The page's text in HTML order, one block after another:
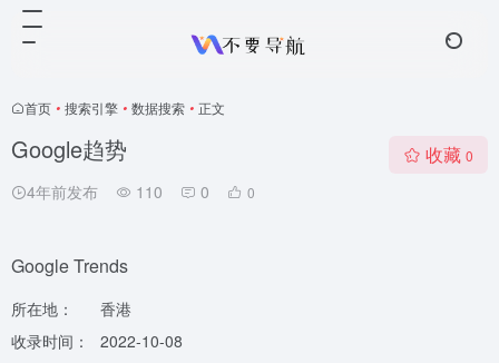
首页 • 搜索引擎 • 数据搜索 • 正文
Google趋势
4年前发布 110 0 0
收藏 0
Google Trends
所在地：
香港
收录时间：
2022-10-08